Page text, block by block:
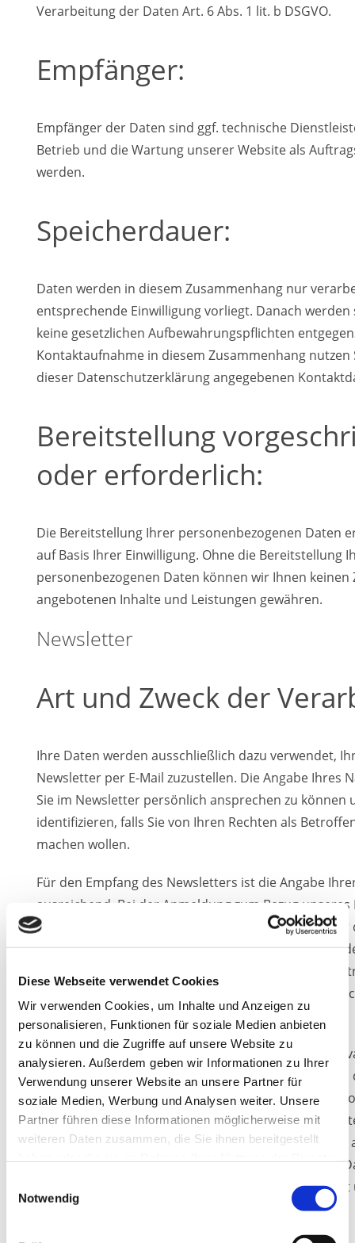
Diese Webseite verwendet Cookies
Wir verwenden Cookies, um Inhalte und Anzeigen zu
personalisieren, Funktionen für soziale Medien anbieten
zu können und die Zugriffe auf unsere Website zu
analysieren. Außerdem geben wir Informationen zu Ihrer
Verwendung unserer Website an unsere Partner für
soziale Medien, Werbung und Analysen weiter. Unsere
Partner führen diese Informationen möglicherweise mit
weiteren Daten zusammen, die Sie ihnen bereitgestellt
Notwendig
Verarbeitung der Daten Art. 6 Abs. 1 lit. b DSGVO.
Empfänger:
Empfänger der Daten sind ggf. technische
Betrieb und die Wartung unserer Website als
werden.
Speicherdauer:
Daten werden in diesem Zusammenhang nur
entsprechende Einwilligung vorliegt. Danach werden
keine gesetzlichen Aufbewahrungspflichten
Kontaktaufnahme in diesem Zusammenhang nutzen
dieser Datenschutzerklärung angegebenen
Bereitstellung
oder erforderlich:
Die Bereitstellung Ihrer personenbezogenen Daten
auf Basis Ihrer Einwilligung. Ohne die Bereitstellung
personenbezogenen Daten können wir Ihnen keinen
angebotenen Inhalte und Leistungen gewähren.
Newsletter
Art und Zweck der
Ihre Daten werden ausschließlich dazu verwendet,
Newsletter per E-Mail zuzustellen. Die Angabe Ihres
Sie im Newsletter persönlich ansprechen zu können
identifizieren, falls Sie von Ihren Rechten als
machen wollen.
Für den Empfang des Newsletters ist die Angabe
ausreichend. Bei der Anmeldung zum Bezug
die von Ihnen angegebenen Daten ausschließlich für
verwendet. Abonnenten können auch über
informiert werden, die für den Dienst oder die
(bspw. Änderungen des Newsletterangebots oder
Gegebenheiten).
Für eine wirksame Registrierung benötigen wir eine
Um zu überprüfen, dass eine Anmeldung
einer E-Mail-Adresse erfolgt, setzen wir das „Double-
Hierzu protokollieren wir die Bestellung des
einer Bestätigungsmail und den Eingang der hiermit
Antwort. Weitere Daten werden nicht erhoben. Die
ausschließlich für den Newsletterversand
weitergegeben.